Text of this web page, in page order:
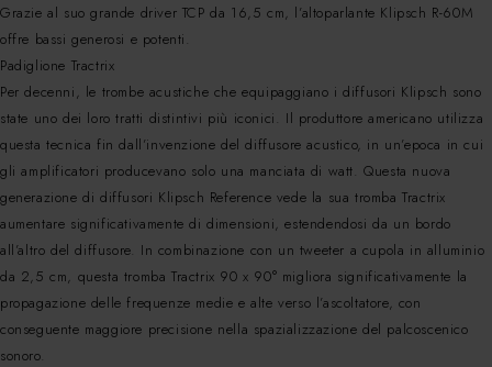
Grazie al suo grande driver TCP da 16,5 cm, l’altoparlante Klipsch R-60M
offre bassi generosi e potenti.
Padiglione Tractrix
Per decenni, le trombe acustiche che equipaggiano i diffusori Klipsch sono
state uno dei loro tratti distintivi più iconici. Il produttore americano utilizza
questa tecnica fin dall’invenzione del diffusore acustico, in un’epoca in cui
gli amplificatori producevano solo una manciata di watt. Questa nuova
generazione di diffusori Klipsch Reference vede la sua tromba Tractrix
aumentare significativamente di dimensioni, estendendosi da un bordo
all’altro del diffusore. In combinazione con un tweeter a cupola in alluminio
da 2,5 cm, questa tromba Tractrix 90 x 90° migliora significativamente la
propagazione delle frequenze medie e alte verso l’ascoltatore, con
conseguente maggiore precisione nella spazializzazione del palcoscenico
sonoro.